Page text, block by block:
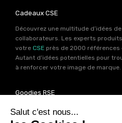
Cadeaux CSE
Découvrez une multitude d’idées
collaborateurs. Les experts
votre CSE près de 2000 références
Autant d’idées potentielles pour
à renforcer votre image de marque.
Goodies RSE
Vous souhaitez communiquer en
tombe bien ! Un grand nombre de